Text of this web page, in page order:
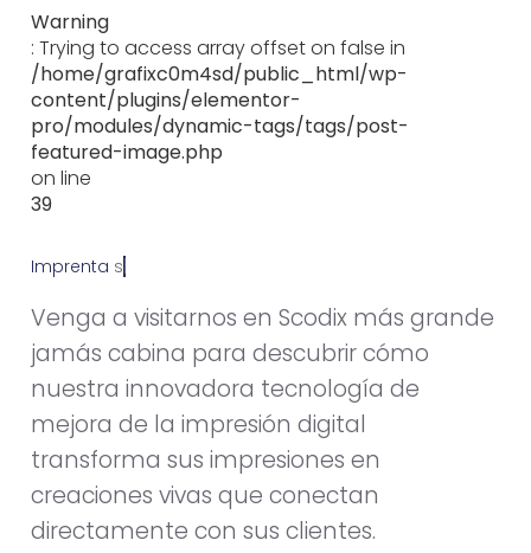
Warning
: Trying to access array offset on false in
/home/grafixc0m4sd/public_html/wp-
content/plugins/elementor-
pro/modules/dynamic-tags/tags/post-
featured-image.php
on line
39
Imprenta se
Venga a visitarnos en Scodix más grande
jamás cabina para descubrir cómo
nuestra innovadora tecnología de
mejora de la impresión digital
transforma sus impresiones en
creaciones vivas que conectan
directamente con sus clientes.